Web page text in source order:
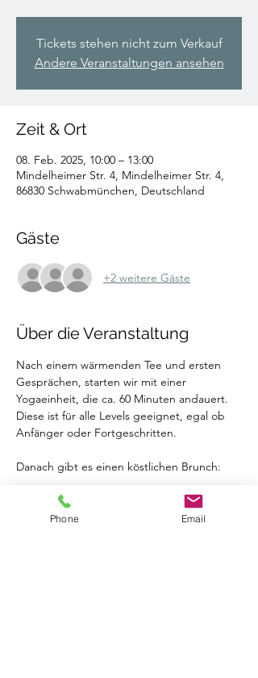
Tickets stehen nicht zum Verkauf
Andere Veranstaltungen ansehen
Zeit & Ort
08. Feb. 2025, 10:00 – 13:00
Mindelheimer Str. 4, Mindelheimer Str. 4,
86830 Schwabmünchen, Deutschland
Gäste
+2 weitere Gäste
Über die Veranstaltung
Nach einem wärmenden Tee und ersten
Gesprächen, starten wir mit einer
Yogaeinheit, die ca. 60 Minuten andauert.
Diese ist für alle Levels geeignet, egal ob
Anfänger oder Fortgeschritten.
Danach gibt es einen köstlichen Brunch:
Deftiges Buffet aus veganen &
vegetarischen Köstlichkeiten.
Phone Email